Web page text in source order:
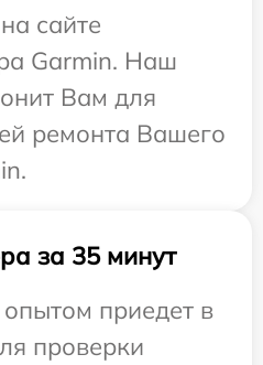
сайте
Garmin. Наш
Вам для
ремонта Вашего
за 35 минут
приедет в
проверки